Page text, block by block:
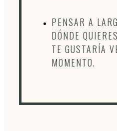
PENSAR A
DÓNDE
TE GUSTARÍA
MOMENTO.